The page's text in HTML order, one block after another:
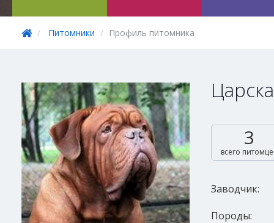
Питомники Профиль питомника
3
всего
Заводчик:
Породы: